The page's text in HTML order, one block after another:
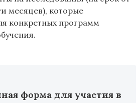
месяцев), которые
конкретных программ
форма для участия в